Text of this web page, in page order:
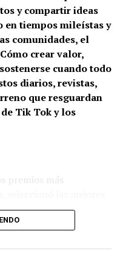
y compartir ideas
en tiempos mileístas y
comunidades, el
crear valor,
cuando todo
diarios, revistas,
que resguardan
Tik Tok y los
premios más
dos argentinas: La
por su cobertura
Piovano, fundador
son cooperativas